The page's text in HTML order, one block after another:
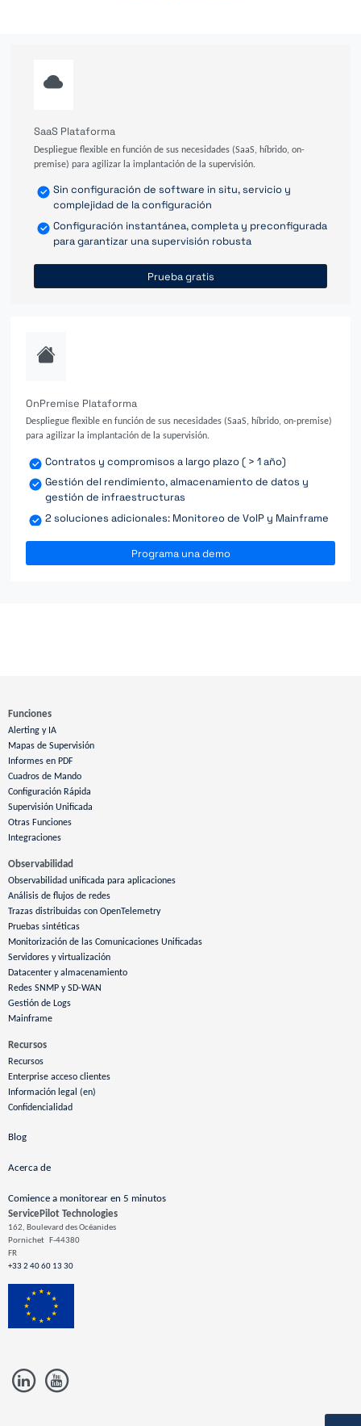
SaaS Plataforma
Despliegue flexible en función de sus necesidades (SaaS, híbrido, on-
premise) para agilizar la implantación de la supervisión.
Sin configuración de software in situ, servicio y
complejidad de la configuración
Configuración instantánea, completa y preconfigurada
para garantizar una supervisión robusta
Prueba gratis
OnPremise Plataforma
Despliegue flexible en función de sus necesidades (SaaS, híbrido, on-premise)
para agilizar la implantación de la supervisión.
Contratos y compromisos a largo plazo ( > 1 año)
Gestión del rendimiento, almacenamiento de datos y
gestión de infraestructuras
2 soluciones adicionales: Monitoreo de VoIP y Mainframe
Programa una demo
ServicePilot Technologies
162, Boulevard des Océanides
Pornichet F-44380
FR
+33 2 40 60 13 30
Funciones
Alerting y IA
Mapas de Supervisión
Informes en PDF
Cuadros de Mando
Configuración Rápida
Supervisión Unificada
Otras Funciones
Integraciones
Observabilidad
Observabilidad unificada para aplicaciones
Análisis de flujos de redes
Trazas distribuidas con OpenTelemetry
Pruebas sintéticas
Monitorización de las Comunicaciones Unificadas
Servidores y virtualización
Datacenter y almacenamiento
Redes SNMP y SD-WAN
Gestión de Logs
Mainframe
Recursos
Recursos
Enterprise acceso clientes
Información legal (en)
Confidencialidad
Blog
Acerca de
Comience a monitorear en 5 minutos